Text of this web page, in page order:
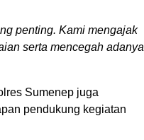
penting. Kami mengajak
serta mencegah adanya
Sumenep juga
pendukung kegiatan